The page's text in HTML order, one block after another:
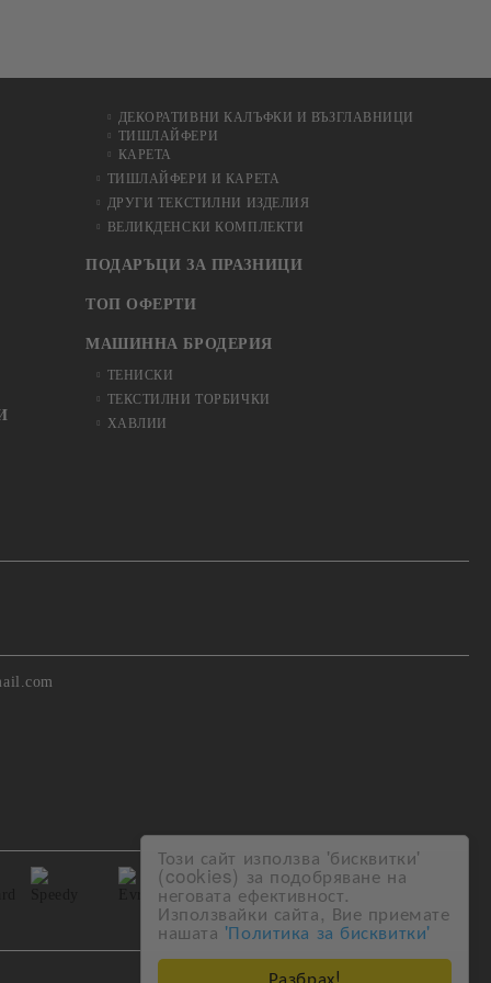
Разбрах!
Този сайт използва 'бисквитки'
(cookies) за подобряване на
неговата ефективност.
Използвайки сайта, Вие приемате
нашата 'Политика за бисквитки'
ДЕКОРАТИВНИ КАЛЪФКИ И ВЪЗГЛАВНИЦИ
ТИШЛАЙФЕРИ
КАРЕТА
ТИШЛАЙФЕРИ И КАРЕТА
ДРУГИ ТЕКСТИЛНИ ИЗДЕЛИЯ
ВЕЛИКДЕНСКИ КОМПЛЕКТИ
ПОДАРЪЦИ ЗА ПРАЗНИЦИ
ТОП ОФЕРТИ
МАШИННА БРОДЕРИЯ
ТЕНИСКИ
ТЕКСТИЛНИ ТОРБИЧКИ
ХАВЛИИ